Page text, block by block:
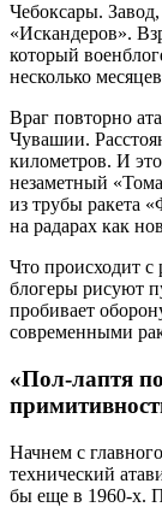
Чебоксары.
«Искандеров».
который
несколько
Враг повторно
Чувашии.
километров. И
незаметный
из трубы ракета
на радарах как
Что происходит
блогеры рисуют
пробивает
современными
«Пол-лаптя
Начнем с
технический
бы еще в 1960-х.